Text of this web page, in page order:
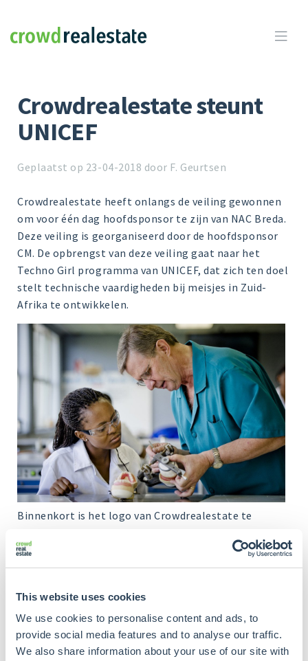
This website uses cookies
We use cookies to personalise content and ads, to
provide social media features and to analyse our traffic.
We also share information about your use of our site with
Crowdrealestate 
Crowdrealestate steunt
UNICEF
Geplaatst op 23-04-2018 door F. Geurtsen
Crowdrealestate heeft onlangs de veiling gewonnen
om voor één dag hoofdsponsor te zijn van NAC Breda.
Deze veiling is georganiseerd door de hoofdsponsor
CM. De opbrengst van deze veiling gaat naar het
Techno Girl programma van UNICEF, dat zich ten doel
stelt technische vaardigheden bij meisjes in Zuid-
Afrika te ontwikkelen.
Binnenkort is het logo van Crowdrealestate te
Wij kijken uit naar de wedstrijd en meer informatie
over het Techno Girl programma kunt u inzien op de